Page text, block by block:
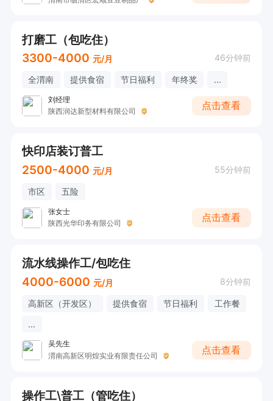
打磨工（包吃住）
3300-4000 元/月 46分钟前
全渭南 提供食宿 节日福利 年终奖 ...
刘经理
陕西润达新型材料有限公司
点击查看
快印店装订普工
2500-4000 元/月 55分钟前
市区 五险
张女士
陕西光华印务有限公司
点击查看
流水线操作工/包吃住
4000-6000 元/月 8分钟前
高新区（开发区） 提供食宿 节日福利
工作餐
...
吴先生
渭南高新区明煌实业有限责任公司
点击查看
操作工\普工（管吃住）